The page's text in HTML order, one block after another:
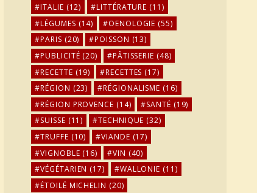
ITALIE (12) LITTÉRATURE (11)
LÉGUMES (14) OENOLOGIE (55)
PARIS (20) POISSON (13)
PUBLICITÉ (20) PÂTISSERIE (48)
RECETTE (19) RECETTES (17)
RÉGION (23) RÉGIONALISME (16)
RÉGION PROVENCE (14) SANTÉ (19)
SUISSE (11) TECHNIQUE (32)
TRUFFE (10) VIANDE (17)
VIGNOBLE (16) VIN (40)
VÉGÉTARIEN (17) WALLONIE (11)
ÉTOILÉ MICHELIN (20)